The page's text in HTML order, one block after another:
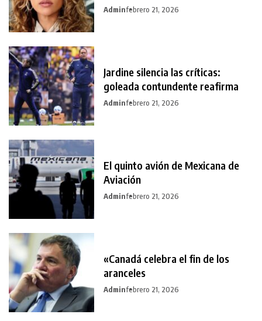
Adminfebrero 21, 2026
Jardine silencia las críticas:
goleada contundente reafirma
Adminfebrero 21, 2026
El quinto avión de Mexicana de
Aviación
Adminfebrero 21, 2026
«Canadá celebra el fin de los
aranceles
Adminfebrero 21, 2026